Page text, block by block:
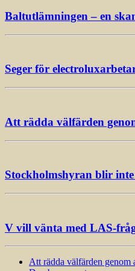
Baltutlämningen – en
Seger för
Att rädda välfärden
Stockholmshyran blir
V vill vänta med LAS-
Att rädda välfärden genom